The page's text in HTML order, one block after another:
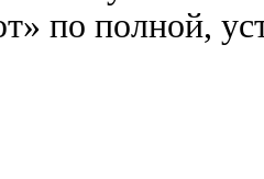
по полной,